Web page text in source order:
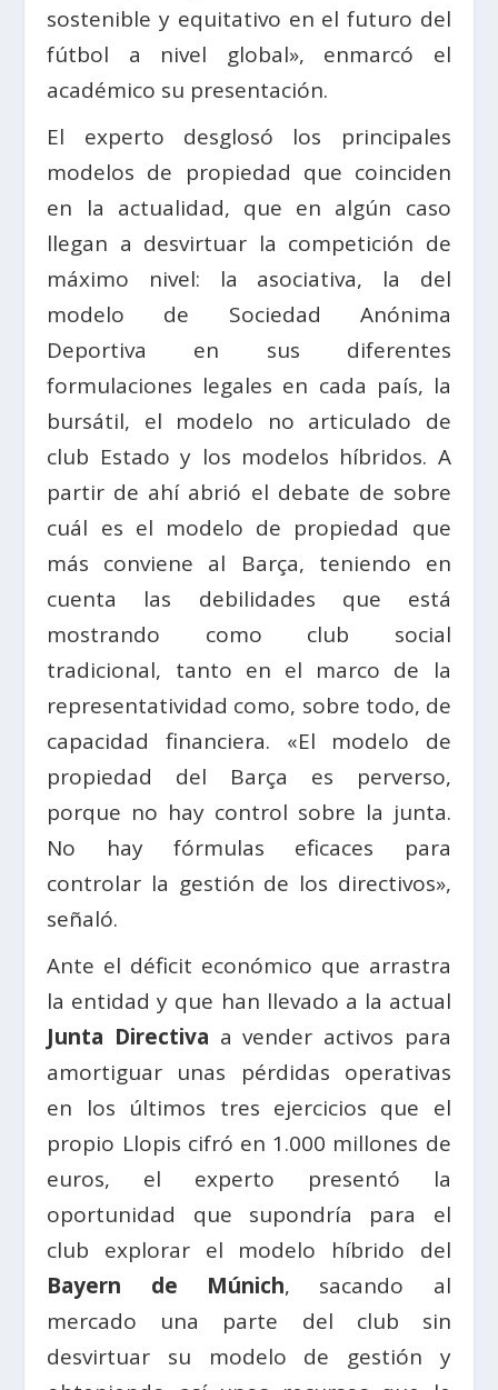
sostenible y equitativo en el futuro del
fútbol a nivel global», enmarcó el
académico su presentación.
El experto desglosó los principales
modelos de propiedad que coinciden
en la actualidad, que en algún caso
llegan a desvirtuar la competición de
máximo nivel: la asociativa, la del
modelo de Sociedad Anónima
Deportiva en sus diferentes
formulaciones legales en cada país, la
bursátil, el modelo no articulado de
club Estado y los modelos híbridos. A
partir de ahí abrió el debate de sobre
cuál es el modelo de propiedad que
más conviene al Barça, teniendo en
cuenta las debilidades que está
mostrando como club social
tradicional, tanto en el marco de la
representatividad como, sobre todo, de
capacidad financiera. «El modelo de
propiedad del Barça es perverso,
porque no hay control sobre la junta.
No hay fórmulas eficaces para
controlar la gestión de los directivos»,
señaló.
Ante el déficit económico que arrastra
la entidad y que han llevado a la actual
Junta Directiva a vender activos para
amortiguar unas pérdidas operativas
en los últimos tres ejercicios que el
propio Llopis cifró en 1.000 millones de
euros, el experto presentó la
oportunidad que supondría para el
club explorar el modelo híbrido del
Bayern de Múnich, sacando al
mercado una parte del club sin
desvirtuar su modelo de gestión y